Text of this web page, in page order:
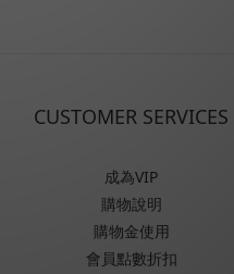
CUSTOMER SERVICES
成為VIP
購物說明
購物金使用
會員點數折扣